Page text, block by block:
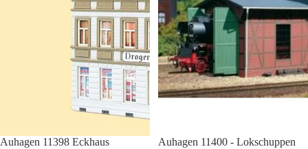
Sale
Auhagen 11398 Eckhaus
Sale
Auhagen 11400 - Lokschuppen